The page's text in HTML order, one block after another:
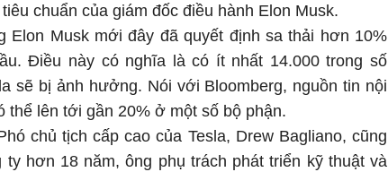
chuẩn của giám đốc điều hành Elon Musk.
Elon Musk mới đây đã quyết định sa thải hơn 10%
Điều này có nghĩa là có ít nhất 14.000 trong số
sẽ bị ảnh hưởng. Nói với Bloomberg, nguồn tin nội
thể lên tới gần 20% ở một số bộ phận.
chủ tịch cấp cao của Tesla, Drew Bagliano, cũng
hơn 18 năm, ông phụ trách phát triển kỹ thuật và